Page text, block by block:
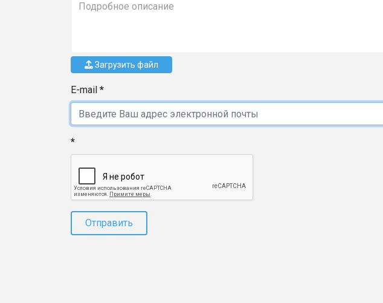
Загрузить файл
E-mail
Отправить